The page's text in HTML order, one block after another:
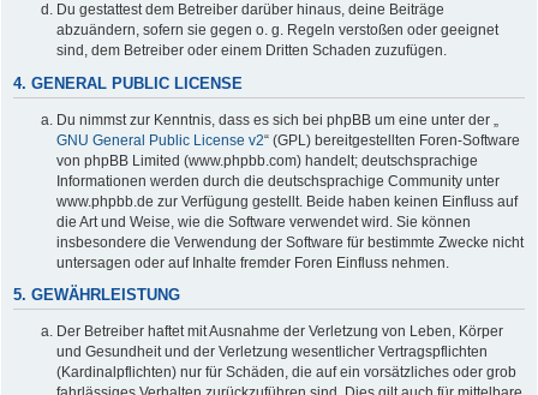
Du gestattest dem Betreiber darüber hinaus, deine Beiträge
abzuändern, sofern sie gegen o. g. Regeln verstoßen oder geeignet
sind, dem Betreiber oder einem Dritten Schaden zuzufügen.
4. GENERAL PUBLIC LICENSE
Du nimmst zur Kenntnis, dass es sich bei phpBB um eine unter der „
GNU General Public License v2“ (GPL) bereitgestellten Foren-Software
von phpBB Limited (www.phpbb.com) handelt; deutschsprachige
Informationen werden durch die deutschsprachige Community unter
www.phpbb.de zur Verfügung gestellt. Beide haben keinen Einfluss auf
die Art und Weise, wie die Software verwendet wird. Sie können
insbesondere die Verwendung der Software für bestimmte Zwecke nicht
untersagen oder auf Inhalte fremder Foren Einfluss nehmen.
5. GEWÄHRLEISTUNG
Der Betreiber haftet mit Ausnahme der Verletzung von Leben, Körper
und Gesundheit und der Verletzung wesentlicher Vertragspflichten
(Kardinalpflichten) nur für Schäden, die auf ein vorsätzliches oder grob